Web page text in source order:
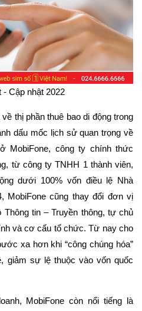
Cập nhật 2022
thị phần thuê bao di động trong
dấu mốc lịch sử quan trọng về
MobiFone, công ty chính thức
từ công ty TNHH 1 thành viên,
dưới 100% vốn điều lệ Nhà
MobiFone cũng thay đổi đơn vị
tin – Truyền thông, tự chủ
và cơ cấu tổ chức. Từ nay cho
xa hơn khi “công chúng hóa”
giảm sự lệ thuộc vào vốn quốc
MobiFone còn nổi tiếng là